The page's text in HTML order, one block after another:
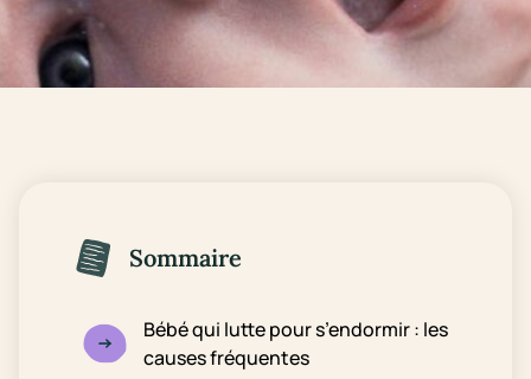
Sommaire
Bébé qui lutte pour s’endormir : les
causes fréquentes